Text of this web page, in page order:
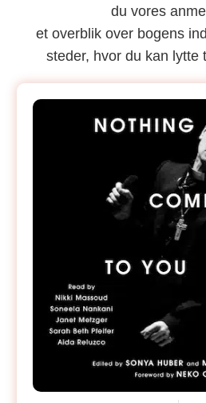
du vores
et overblik over bogens
steder, hvor du kan lytte